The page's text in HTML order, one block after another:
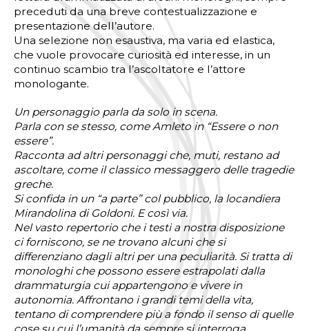
preceduti da una breve contestualizzazione e
presentazione dell’autore.
Una selezione non esaustiva, ma varia ed elastica,
che vuole provocare curiosità ed interesse, in un
continuo scambio tra l’ascoltatore e l’attore
monologante.
Un personaggio parla da solo in scena.
Parla con se stesso, come Amleto in “Essere o non
essere”.
Racconta ad altri personaggi che, muti, restano ad
ascoltare, come il classico messaggero delle tragedie
greche.
Si confida in un “a parte” col pubblico, la locandiera
Mirandolina di Goldoni. E così via.
Nel vasto repertorio che i testi a nostra disposizione
ci forniscono, se ne trovano alcuni che si
differenziano dagli altri per una peculiarità. Si tratta di
monologhi che possono essere estrapolati dalla
drammaturgia cui appartengono e vivere in
autonomia. Affrontano i grandi temi della vita,
tentano di comprendere più a fondo il senso di quelle